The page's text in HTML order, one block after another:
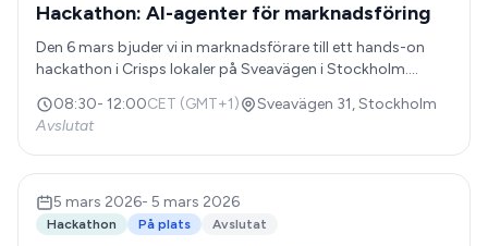
Hackathon: AI-agenter för marknadsföring
Den 6 mars bjuder vi in marknadsförare till ett hands-on
hackathon i Crisps lokaler på Sveavägen i Stockholm.
anpassade för just era utmaningar inom marketing. Under
en intensiv session går vi från identifiering av use cases till
fungerande prototyper. Ni får stöd av våra experter och
tillgång till Abundly-plattformen för att skapa agenter som
faktiskt löser era vardagsproblem – oavsett om det
handlar om content-produktion, kampanjanalys, eller att
08:30- 12:00CET (GMT+1)
Sveavägen 31, Stockholm
Avslutat
5 mars 2026- 5 mars 2026
Hackathon På plats Avslutat